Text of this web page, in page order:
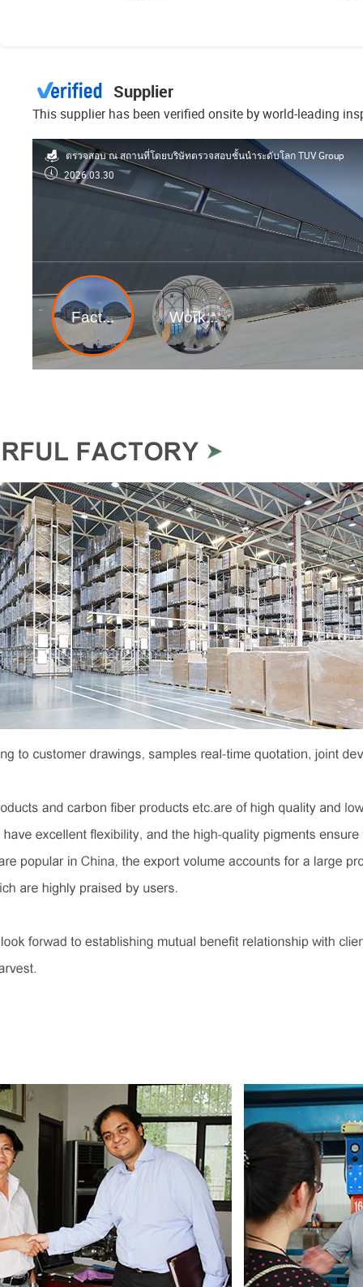
Supplier
This supplier has been verified onsite by world-leading
ตรวจสอบ ณ สถานที่โดยบริษัทตรวจสอบชั้นนำระดับโลก TUV Group
2026.03.30